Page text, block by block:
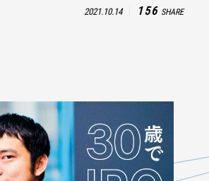
2021.10.14 156 SHARE